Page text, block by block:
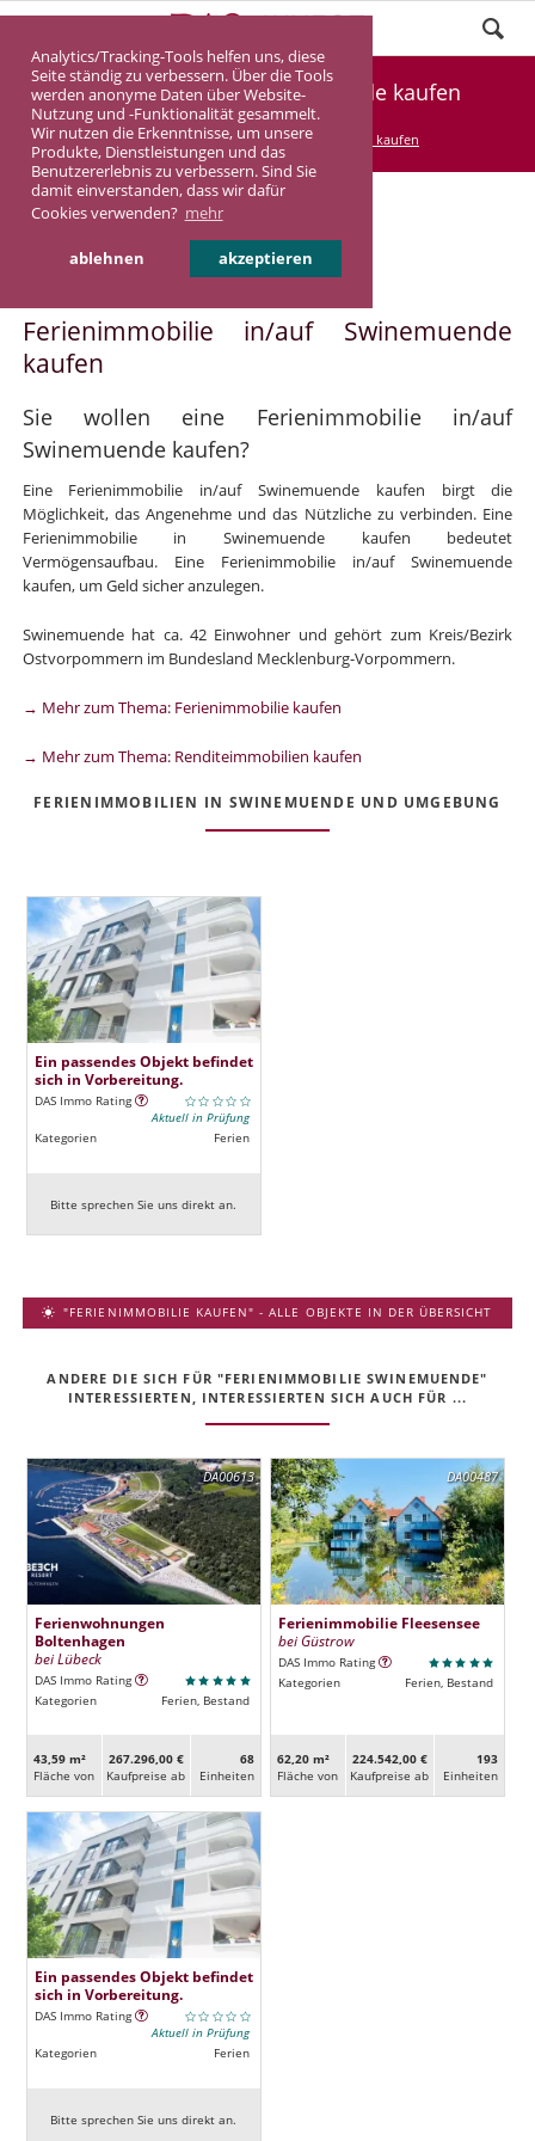
Analytics/Tracking-Tools helfen uns, diese
Seite ständig zu verbessern. Über die Tools
werden anonyme Daten über Website-
Nutzung und -Funktionalität gesammelt.
Wir nutzen die Erkenntnisse, um unsere
Produkte, Dienstleistungen und das
Benutzererlebnis zu verbessern. Sind Sie
damit einverstanden, dass wir dafür
Cookies verwenden? mehr
ablehnen akzeptieren
Ferienimmobilie Swinemuende kaufen
DASINVEST Service Ferienimmobilie kaufen
Ferienimmobilie in/auf
Swinemuende
Ferienimmobilie in/auf Swinemuende
kaufen
Sie wollen eine Ferienimmobilie in/auf
Swinemuende kaufen?
Eine Ferienimmobilie in/auf Swinemuende kaufen birgt die
Möglichkeit, das Angenehme und das Nützliche zu verbinden. Eine
Ferienimmobilie in Swinemuende kaufen bedeutet
Vermögensaufbau. Eine Ferienimmobilie in/auf Swinemuende
kaufen, um Geld sicher anzulegen.
Swinemuende hat ca. 42 Einwohner und gehört zum Kreis/Bezirk
Ostvorpommern im Bundesland Mecklenburg-Vorpommern.
→ Mehr zum Thema: Ferienimmobilie kaufen
→ Mehr zum Thema: Renditeimmobilien kaufen
FERIENIMMOBILIEN IN SWINEMUENDE UND UMGEBUNG
Ein passendes Objekt befindet
sich in Vorbereitung.
DAS Immo Rating
Aktuell in Prüfung
Kategorien
Ferien
Bitte sprechen Sie uns direkt an.
"FERIENIMMOBILIE KAUFEN" - ALLE OBJEKTE IN DER ÜBERSICHT
ANDERE DIE SICH FÜR "FERIENIMMOBILIE SWINEMUENDE"
INTERESSIERTEN, INTERESSIERTEN SICH AUCH FÜR ...
DA00613
Ferienwohnungen
Boltenhagen
bei Lübeck
DAS Immo Rating
Kategorien
Ferien, Bestand
43,59 m²
Fläche von
267.296,00 €
Kaufpreise ab
68
Ein­heiten
DA00487
Ferienimmobilie Fleesensee
bei Güstrow
DAS Immo Rating
Kategorien
Ferien, Bestand
62,20 m²
Fläche von
224.542,00 €
Kaufpreise ab
193
Ein­heiten
Ein passendes Objekt befindet
sich in Vorbereitung.
DAS Immo Rating
Aktuell in Prüfung
Kategorien
Ferien
Bitte sprechen Sie uns direkt an.